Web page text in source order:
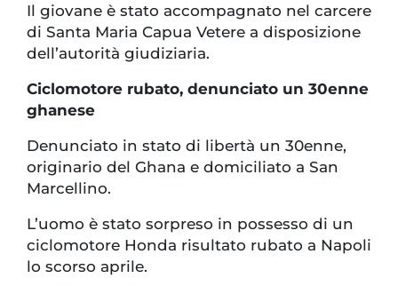
Il giovane è stato accompagnato nel carcere
di Santa Maria Capua Vetere a disposizione
dell’autorità giudiziaria.
Ciclomotore rubato, denunciato un 30enne
ghanese
Denunciato in stato di libertà un 30enne,
originario del Ghana e domiciliato a San
Marcellino.
L’uomo è stato sorpreso in possesso di un
ciclomotore Honda risultato rubato a Napoli
lo scorso aprile.